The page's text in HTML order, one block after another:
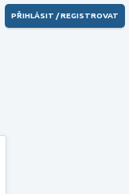
PŘIHLÁSIT / REGISTROVAT